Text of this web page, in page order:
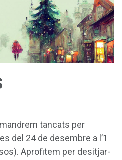
tancats per
del 24 de desembre a l’1
Aprofitem per desitjar-